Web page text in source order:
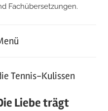
Fachübersetzungen.
Tennis-Kulissen
Liebe trägt